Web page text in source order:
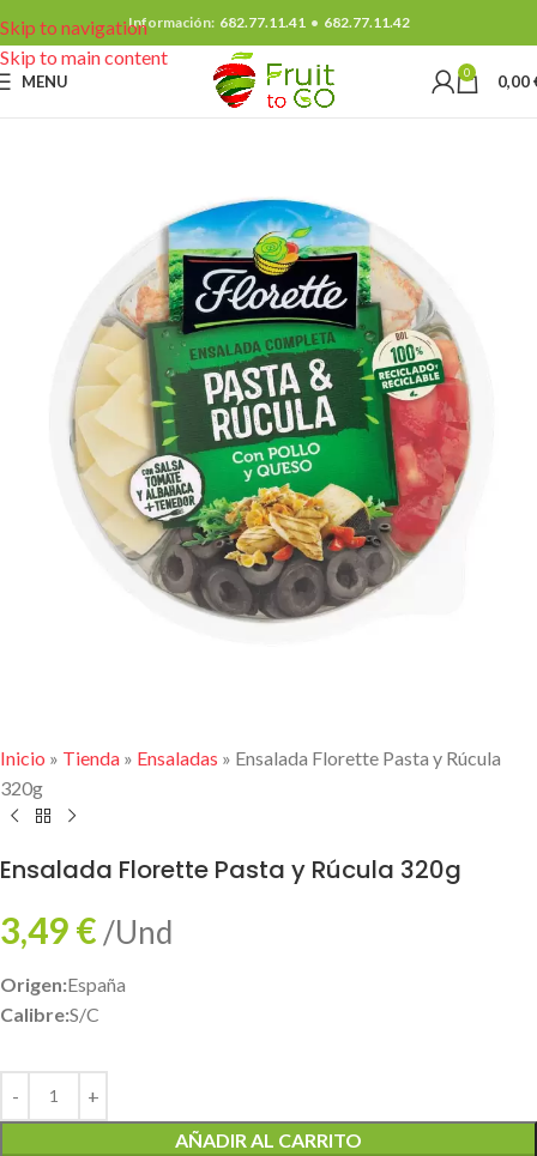
Skip to navigation
Skip to main content
Información: 682.77.11.41• 682.77.11.42
MENU 0 0,00
Inicio » Tienda » Ensaladas » Ensalada Florette Pasta y Rúcula
320g
Ensalada Florette Pasta y Rúcula 320g
3,49€ /Und
Origen:España
Calibre:S/C
AÑADIR AL CARRITO